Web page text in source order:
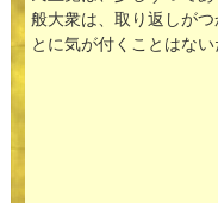
般大衆は、取り返しが
とに気が付くことはない